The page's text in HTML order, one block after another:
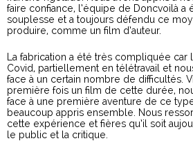
faire confiance, l’équipe de Doncvoilà a
souplesse et a toujours défendu ce
produire, comme un film d’auteur.
La fabrication a été très compliquée car
Covid, partiellement en télétravail et
face à un certain nombre de difficultés.
première fois un film de cette durée,
face à une première aventure de ce
beaucoup appris ensemble. Nous
cette expérience et fières qu’il soit
le public et la critique.